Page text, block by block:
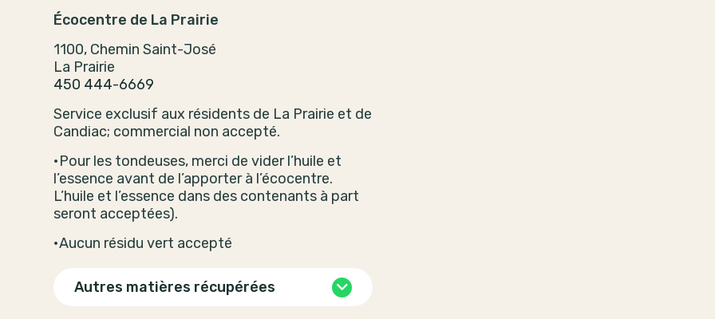
Écocentre de La Prairie
1100, Chemin Saint-José
La Prairie
450 444-6669
Service exclusif aux résidents de La Prairie et de
Candiac; commercial non accepté.
•Pour les tondeuses, merci de vider l’huile et
l’essence avant de l’apporter à l’écocentre.
L’huile et l’essence dans des contenants à part
seront acceptées).
•Aucun résidu vert accepté
Autres matières récupérées